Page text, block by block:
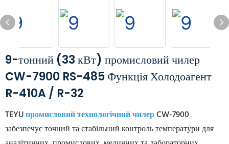
9-тонний (33 кВт) промисловий чилер
CW-7900 RS-485 Функція Холодоагент
R-410A / R-32
TEYUпромисловий технологічний чилерCW-7900
забезпечує точний та стабільний контроль температури для